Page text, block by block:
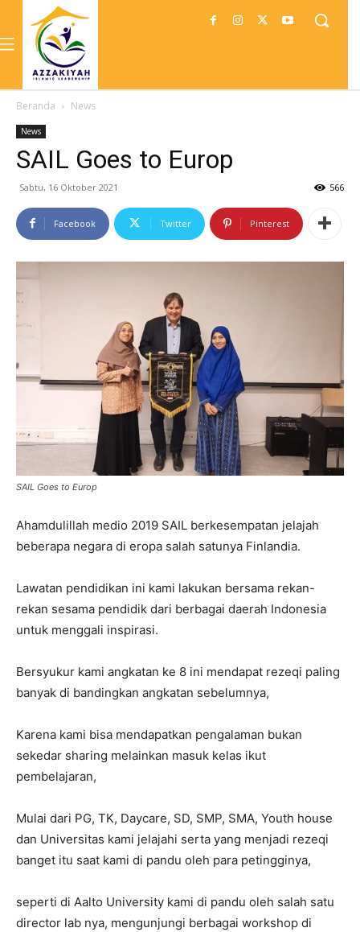
Beranda News
News
SAIL Goes to Europ
Sabtu, 16 Oktober 2021 566
Facebook Twitter Pinterest
SAIL Goes to Europ
Ahamdulillah medio 2019 SAIL berkesempatan jelajah
beberapa negara di eropa salah satunya Finlandia.
Lawatan pendidikan ini kami lakukan bersama rekan-
rekan sesama pendidik dari berbagai daerah Indonesia
untuk menggali inspirasi.
Bersyukur kami angkatan ke 8 ini mendapat rezeqi paling
banyak di bandingkan angkatan sebelumnya,
Karena kami bisa mendapatkan pengalaman bukan
sekedar sharing melainkan masuk kelas ikut
pembelajaran,
Mulai dari PG, TK, Daycare, SD, SMP, SMA, Youth house
dan Universitas kami jelajahi serta yang menjadi rezeqi
banget itu saat kami di pandu oleh para petingginya,
seperti di Aalto University kami di pandu oleh salah satu
director lab nya, mengunjungi berbagai workshop di